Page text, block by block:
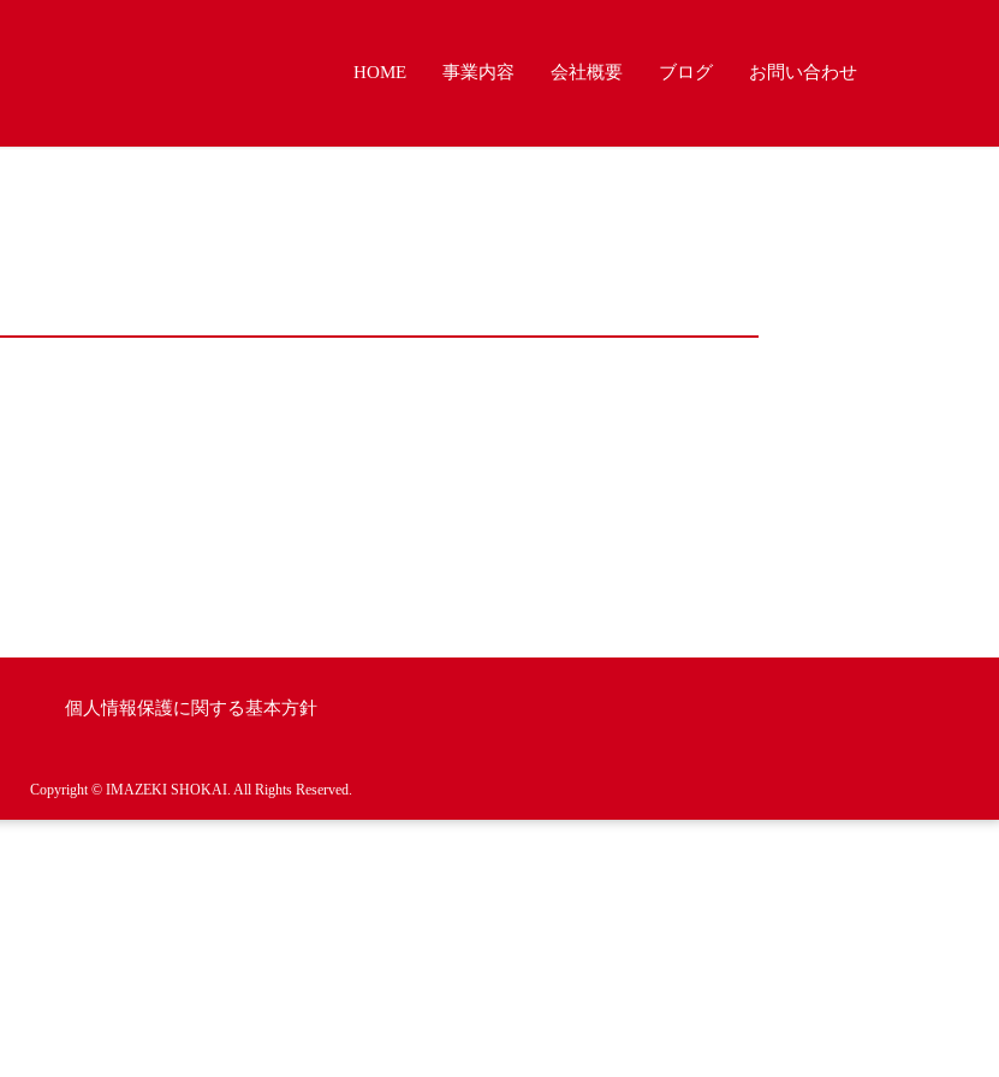
HOME 事業内容 会社概要 ブログ お問い合わせ
個人情報保護に関する基本方針
Copyright © IMAZEKI SHOKAI. All Rights Reserved.